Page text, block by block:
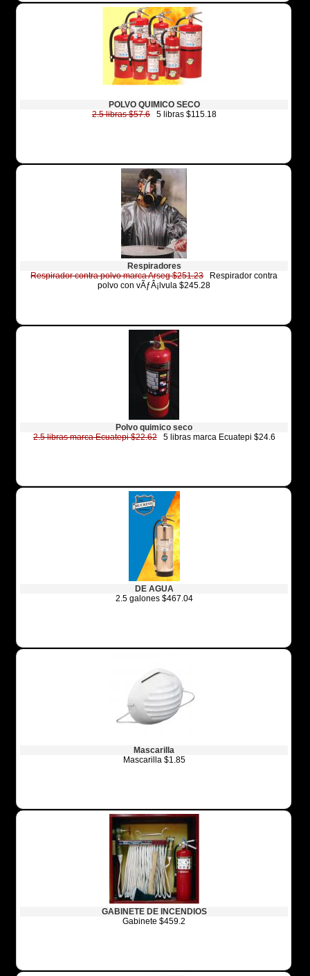
POLVO QUIMICO SECO
2.5 libras $57.65 libras $115.18
Respiradores
Respirador contra polvo marca Arseg $251.23Respirador contra
polvo con vÃƒÂ¡lvula $245.28
Polvo quimico seco
2.5 libras marca Ecuatepi $22.625 libras marca Ecuatepi $24.6
DE AGUA
2.5 galones $467.04
Mascarilla
Mascarilla $1.85
GABINETE DE INCENDIOS
Gabinete $459.2